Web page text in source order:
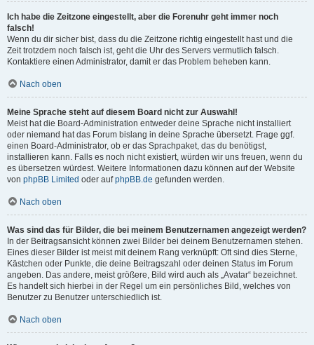
Ich habe die Zeitzone eingestellt, aber die Forenuhr geht immer noch
falsch!
Wenn du dir sicher bist, dass du die Zeitzone richtig eingestellt hast und die
Zeit trotzdem noch falsch ist, geht die Uhr des Servers vermutlich falsch.
Kontaktiere einen Administrator, damit er das Problem beheben kann.
Nach oben
Meine Sprache steht auf diesem Board nicht zur Auswahl!
Meist hat die Board-Administration entweder deine Sprache nicht installiert
oder niemand hat das Forum bislang in deine Sprache übersetzt. Frage ggf.
einen Board-Administrator, ob er das Sprachpaket, das du benötigst,
installieren kann. Falls es noch nicht existiert, würden wir uns freuen, wenn du
es übersetzen würdest. Weitere Informationen dazu können auf der Website
von phpBB Limited oder aufphpBB.de gefunden werden.
Nach oben
Was sind das für Bilder, die bei meinem Benutzernamen angezeigt werden?
In der Beitragsansicht können zwei Bilder bei deinem Benutzernamen stehen.
Eines dieser Bilder ist meist mit deinem Rang verknüpft: Oft sind dies Sterne,
Kästchen oder Punkte, die deine Beitragszahl oder deinen Status im Forum
angeben. Das andere, meist größere, Bild wird auch als „Avatar“ bezeichnet.
Es handelt sich hierbei in der Regel um ein persönliches Bild, welches von
Benutzer zu Benutzer unterschiedlich ist.
Nach oben